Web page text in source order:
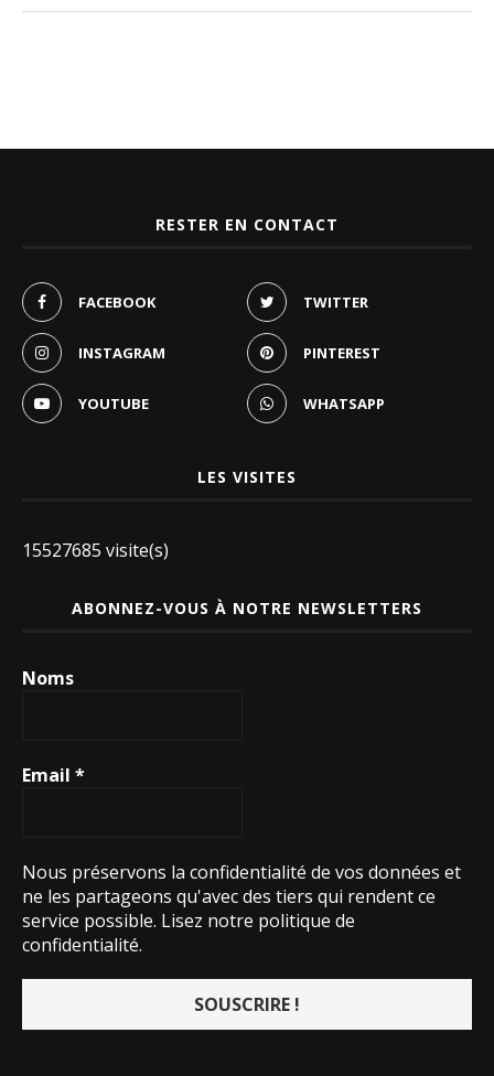
RESTER EN CONTACT
FACEBOOK TWITTER
INSTAGRAM PINTEREST
YOUTUBE WHATSAPP
LES VISITES
15527685 visite(s)
ABONNEZ-VOUS À NOTRE NEWSLETTERS
Noms
Email *
Nous préservons la confidentialité de vos données et
ne les partageons qu'avec des tiers qui rendent ce
service possible. Lisez notre politique de
confidentialité.